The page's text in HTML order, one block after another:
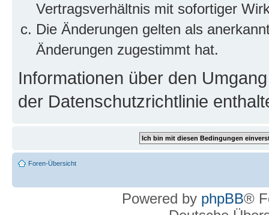
Vertragsverhältnis mit sofortiger
Die Änderungen gelten als
Änderungen zugestimmt hat.
Informationen über den
der Datenschutzrichtlinie
Foren-Übersicht
Powered by phpBB®